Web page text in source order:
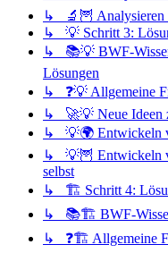
↳ 🔬🦉 Analysieren
↳ 💡 Schritt 3:
↳ 📚💡 BWF-
Lösungen
↳ ❓💡 Allgemeine
↳ 🚀💡 Neue Ideen
↳ 💡🌍 Entwickeln
↳ 💡🦉 Entwickeln
selbst
↳ 🏗️ Schritt 4:
↳ 📚🏗️ BWF-
↳ ❓🏗️ Allgemeine